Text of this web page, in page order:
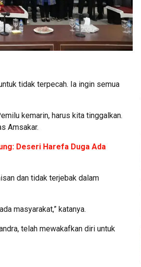
tidak terpecah. Ia ingin semua
kemarin, harus kita tinggalkan.
Amsakar.
Deseri Harefa Duga Ada
dan tidak terjebak dalam
masyarakat,” katanya.
telah mewakafkan diri untuk